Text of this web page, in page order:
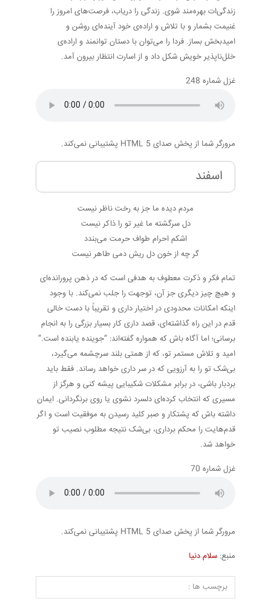
زندگی‌ات بهره‌مند شوی. زندگی را دریاب، فرصت‌های امروز را
غنیمت بشمار و با تلاش و اراده‌ی خود آینده‌ای روشن و
امیدبخش بساز. فردا را می‌توان با دستان توانمند و اراده‌ی
خلل‌ناپذیر خویش شکل داد و از اسارت انتظار بیرون آمد.
غزل شماره 248
مرورگر شما از پخش صدای HTML 5 پشتیبانی نمی‌کند.
اسفند
مردم دیده ما جز به رخت ناظر نیست
دل سرگشته ما غیر تو را ذاکر نیست
اشکم احرام طواف حرمت می‌بندد
گر چه از خون دل ریش دمی طاهر نیست
تمام فکر و ذکرت معطوف به هدفی است که در ذهن پرورانده‌ای
و هیچ چیز دیگری جز آن، توجهت را جلب نمی‌کند. با وجود
اینکه امکانات محدودی در اختیار داری و تقریباً با دست خالی
قدم در این راه گذاشته‌ای، قصد داری کار بسیار بزرگی را به انجام
برسانی؛ اما آگاه باش که همواره گفته‌اند: “جوینده یابنده است.”
امید و تلاش مستمر تو، که از همتی بلند سرچشمه می‌گیرد،
بی‌شک تو را به آرزویی که در سر داری خواهد رساند. فقط باید
بردبار باشی، در برابر مشکلات شکیبایی پیشه کنی و هرگز از
مسیری که انتخاب کرده‌ای دلسرد نشوی یا روی برنگردانی. ایمان
داشته باش که پشتکار و صبر کلید رسیدن به موفقیت است و اگر
قدم‌هایت را محکم برداری، بی‌شک نتیجه مطلوب نصیب تو
خواهد شد.
غزل شماره 70
مرورگر شما از پخش صدای HTML 5 پشتیبانی نمی‌کند.
منبع: سلام دنیا
برچسب ها :